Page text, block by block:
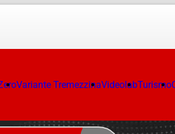
Variante TremezzinaVideolabTurismo